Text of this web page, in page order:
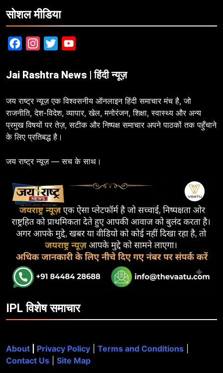
सोशल मीडिया
FacebookInstagram
Twitter
Jai Rashtra News | हिंदी न्यूज़
जय राष्ट्र न्यूज़ एक विश्वसनीय ऑनलाइन हिंदी समाचार मंच है, जो
राजनीति, देश-विदेश, व्यापार, खेल, मनोरंजन, शिक्षा, स्वास्थ्य और अन्य
प्रमुख विषयों पर तेज़, सटीक और निष्पक्ष समाचार अपने पाठकों तक पहुँचाने
के लिए प्रतिबद्ध है।
जय राष्ट्र न्यूज़ — सच के साथ।
IPL विशेष समाचार
About Privacy Policy Terms and Conditions
Contact Us
Site Map